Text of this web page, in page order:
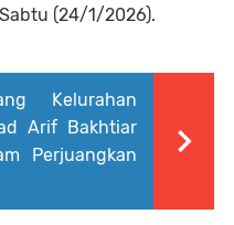
(24/1/2026).
Kelurahan
Arif Bakhtiar
Perjuangkan